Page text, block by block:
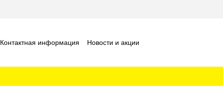
Контактная информация
Новости и акции